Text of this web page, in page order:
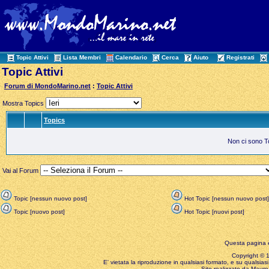
Topic Attivi Lista Membri Calendario Cerca Aiuto Registrati
Topic Attivi
Forum di MondoMarino.net :Topic Attivi
Mostra Topics
Topics
Non ci sono
Vai al Forum
Topic [nessun nuovo post]
Hot Topic [nessun nuovo post]
Topic [nuovo post]
Hot Topic [nuovi post]
Questa pagina
Copyright ©
E' vietata la riproduzione in qualsiasi formato, e su